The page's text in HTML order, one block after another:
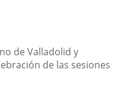
de Valladolid y
de las sesiones